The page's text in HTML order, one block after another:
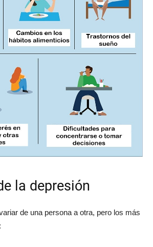
la depresión
de una persona a otra, pero los más